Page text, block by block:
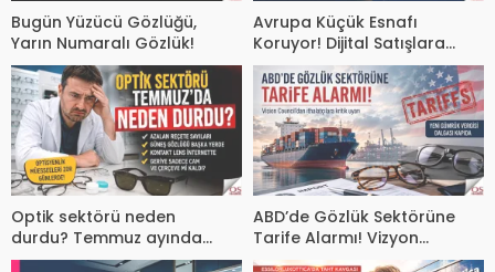
Bugün Yüzücü Gözlüğü,
Yarın Numaralı Gözlük!
Avrupa Küçük Esnafı
Koruyor! Dijital Satışlara
Vergi, Fiziki Mağazalara
Destek
Optik sektörü neden
durdu? Temmuz ayında
neler yaşanıyor?
ABD’de Gözlük Sektörüne
Tarife Alarmı! Vizyon
Konseyi Yeni Vergi